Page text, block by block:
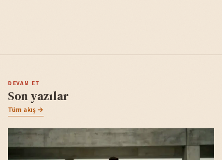
DEVAM ET
Son yazılar
Tüm akış →